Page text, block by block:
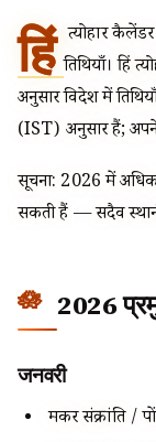
हिं दू त्योहार
तिथियाँ। हिंदू
अनुसार विदेश में
(IST) अनुसार हैं;
सूचना: 2026 में अधिक
सकती हैं — सदैव
2026
जनवरी
मकर संक्रांति /